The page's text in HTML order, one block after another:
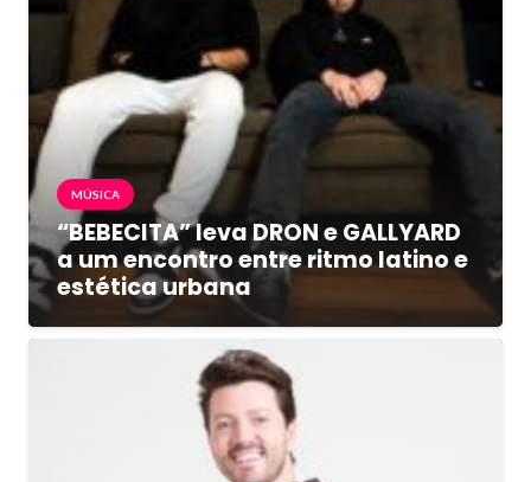
MÚSICA
“BEBECITA” leva DRON e GALLYARD
a um encontro entre ritmo latino e
estética urbana